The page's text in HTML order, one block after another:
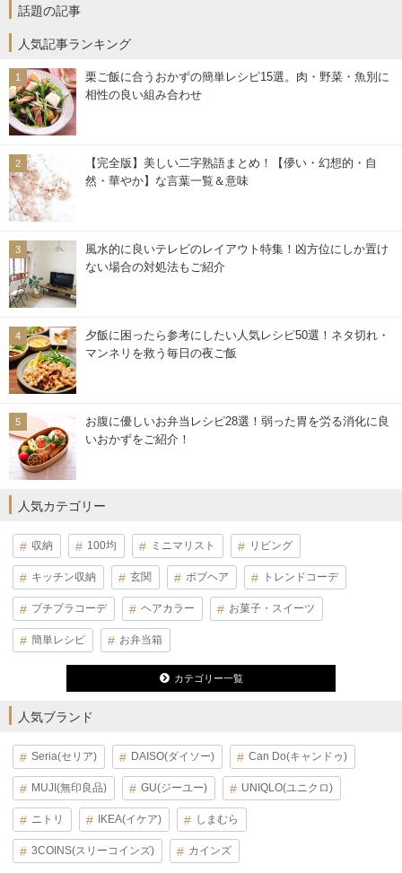
話題の記事
人気記事ランキング
栗ご飯に合うおかずの簡単レシピ15選。肉・野菜・魚別に
相性の良い組み合わせ
【完全版】美しい二字熟語まとめ！【儚い・幻想的・自
然・華やか】な言葉一覧＆意味
風水的に良いテレビのレイアウト特集！凶方位にしか置け
ない場合の対処法もご紹介
夕飯に困ったら参考にしたい人気レシピ50選！ネタ切れ・
マンネリを救う毎日の夜ご飯
お腹に優しいお弁当レシピ28選！弱った胃を労る消化に良
いおかずをご紹介！
人気カテゴリー
収納 100均 ミニマリスト リビング
キッチン収納 玄関 ボブヘア トレンドコーデ
プチプラコーデ ヘアカラー お菓子・スイーツ
簡単レシピ お弁当箱
カテゴリー一覧
人気ブランド
Seria(セリア) DAISO(ダイソー) Can Do(キャンドゥ)
MUJI(無印良品) GU(ジーユー) UNIQLO(ユニクロ)
ニトリ IKEA(イケア) しまむら
3COINS(スリーコインズ) カインズ